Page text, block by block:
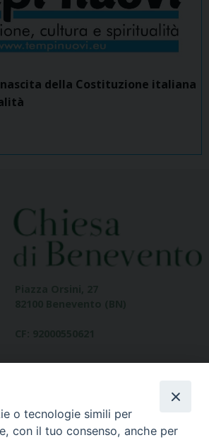
della Costituzione italiana
o tecnologie simili per
con il tuo consenso, anche per